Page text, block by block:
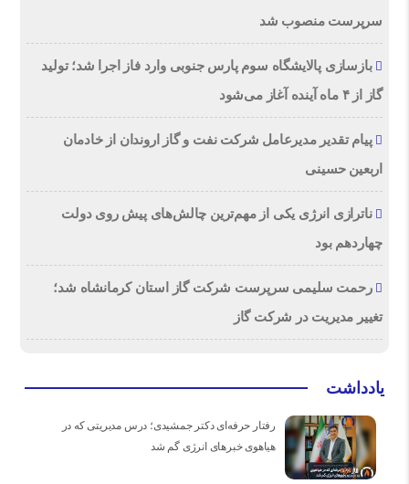
سرپرست منصوب شد
بازسازی پالایشگاه سوم پارس جنوبی وارد فاز اجرا شد؛ تولید
گاز از ۴ ماه آینده آغاز می‌شود
پیام تقدیر مدیرعامل شركت نفت و گاز اروندان از خادمان
اربعین حسینی
ناترازی انرژی یکی از مهم‌ترین چالش‌های پیش روی دولت
چهاردهم بود
رحمت سلیمی سرپرست شرکت گاز استان کرمانشاه شد؛
تغییر مدیریت در شرکت گاز
یادداشت
رفتار حرفه‌ای دکتر جمشیدی؛ درس مدیریتی که در
هیاهوی خبرهای انرژی گم شد